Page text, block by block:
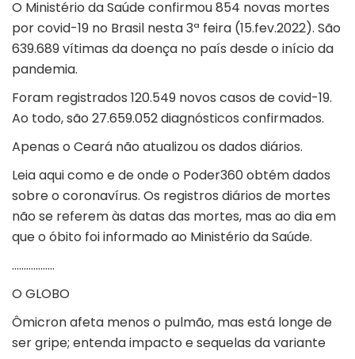
O Ministério da Saúde confirmou 854 novas mortes
por covid-19 no Brasil nesta 3ª feira (15.fev.2022). São
639.689 vítimas da doença no país desde o início da
pandemia.
Foram registrados 120.549 novos casos de covid-19.
Ao todo, são 27.659.052 diagnósticos confirmados.
Apenas o Ceará não atualizou os dados diários.
Leia aqui como e de onde o Poder360 obtém dados
sobre o coronavírus. Os registros diários de mortes
não se referem às datas das mortes, mas ao dia em
que o óbito foi informado ao Ministério da Saúde.
………………
O GLOBO
Ômicron afeta menos o pulmão, mas está longe de
ser gripe; entenda impacto e sequelas da variante